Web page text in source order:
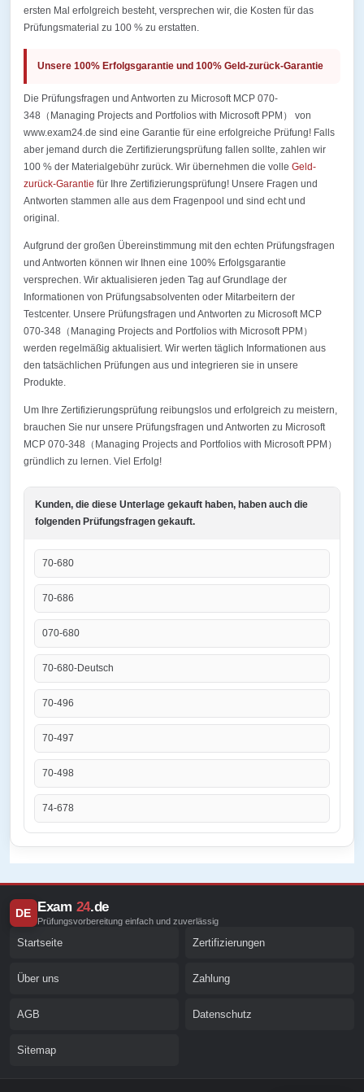
ersten Mal erfolgreich besteht, versprechen wir, die Kosten für das
Prüfungsmaterial zu 100 % zu erstatten.
Unsere 100% Erfolgsgarantie und 100% Geld-zurück-Garantie
Die Prüfungsfragen und Antworten zu Microsoft MCP 070-
348（Managing Projects and Portfolios with Microsoft PPM） von
www.exam24.de sind eine Garantie für eine erfolgreiche Prüfung! Falls
aber jemand durch die Zertifizierungsprüfung fallen sollte, zahlen wir
100 % der Materialgebühr zurück. Wir übernehmen die volle Geld-
zurück-Garantie für Ihre Zertifizierungsprüfung! Unsere Fragen und
Antworten stammen alle aus dem Fragenpool und sind echt und
original.
Aufgrund der großen Übereinstimmung mit den echten Prüfungsfragen
und Antworten können wir Ihnen eine 100% Erfolgsgarantie
versprechen. Wir aktualisieren jeden Tag auf Grundlage der
Informationen von Prüfungsabsolventen oder Mitarbeitern der
Testcenter. Unsere Prüfungsfragen und Antworten zu Microsoft MCP
070-348（Managing Projects and Portfolios with Microsoft PPM）
werden regelmäßig aktualisiert. Wir werten täglich Informationen aus
den tatsächlichen Prüfungen aus und integrieren sie in unsere
Produkte.
Um Ihre Zertifizierungsprüfung reibungslos und erfolgreich zu meistern,
brauchen Sie nur unsere Prüfungsfragen und Antworten zu Microsoft
MCP 070-348（Managing Projects and Portfolios with Microsoft PPM）
gründlich zu lernen. Viel Erfolg!
Kunden, die diese Unterlage gekauft haben, haben auch die
folgenden Prüfungsfragen gekauft.
70-680
70-686
070-680
70-680-Deutsch
70-496
70-497
70-498
74-678
DE Exam 24.de
Prüfungsvorbereitung einfach und zuverlässig
Startseite Zertifizierungen
Über uns Zahlung
AGB Datenschutz
Sitemap